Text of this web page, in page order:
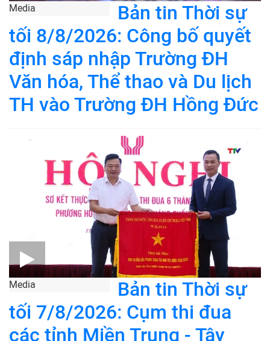
Media
Bản tin Thời sự
tối 8/8/2026: Công bố quyết
định sáp nhập Trường ĐH
Văn hóa, Thể thao và Du lịch
TH vào Trường ĐH Hồng Đức
Media
Bản tin Thời sự
tối 7/8/2026: Cụm thi đua
các tỉnh Miền Trung - Tây